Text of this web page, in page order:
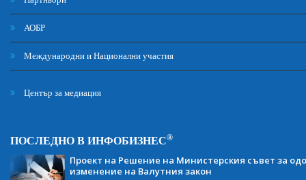
АОБР
Международни и Национални участия
Център за медиация
ПОСЛЕДНО В ИНФОБИЗНЕС®
Проект на Решение на Министерския съвет за
изменение на Валутния закон